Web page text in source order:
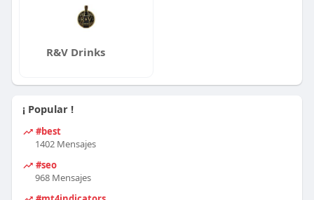
R&V Drinks
¡ Popular !
#best
1402 Mensajes
#seo
968 Mensajes